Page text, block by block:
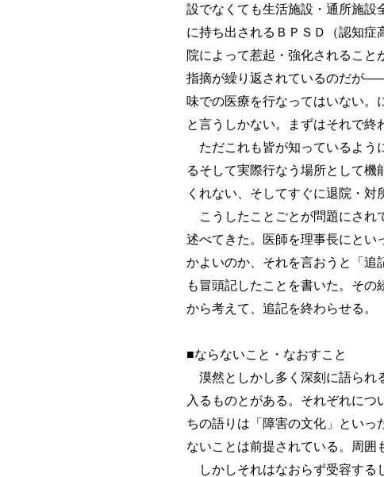
設でなくても生活施設・通所施設
に持ち出されるＢＰＳＤ（認知症
院によって惹起・強化されるこ
指摘が繰り返されているのだが
味での医療を行なってはいない。
と言うしかない。まずはそれで終
ただこれも皆が知っているよう
るそして実際行なう場所として
くれない、そしてすぐに退院・
こうしたことごとが問題にされ
述べてきた。医師を理事長にとい
かよいのか、それを言おうと「追
も冒頭記したことを書いた。そ
から考えて、追記を終わらせる。
■ならないこと・なおすこと
漠然としかし多く深刻に語られ
入るものとがある。それぞれに
ちの語りは「障害の文化」とい
ないことは前提されている。周囲
しかしそれはなおらず受容する